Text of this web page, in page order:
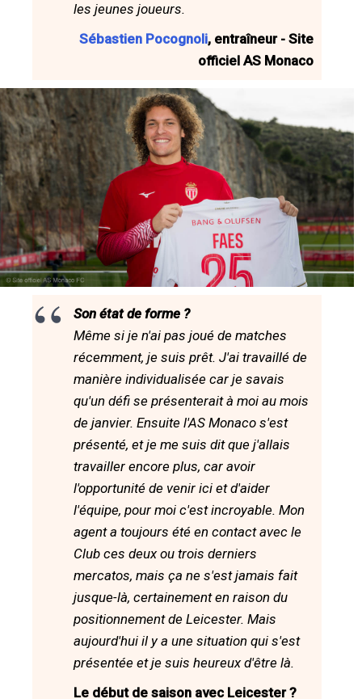
les jeunes joueurs.
Sébastien Pocognoli, entraîneur - Site
officiel AS Monaco
Son état de forme ?
Même si je n'ai pas joué de matches
récemment, je suis prêt. J'ai travaillé de
manière individualisée car je savais
qu'un défi se présenterait à moi au mois
de janvier. Ensuite l'AS Monaco s'est
présenté, et je me suis dit que j'allais
travailler encore plus, car avoir
l'opportunité de venir ici et d'aider
l'équipe, pour moi c'est incroyable. Mon
agent a toujours été en contact avec le
Club ces deux ou trois derniers
mercatos, mais ça ne s'est jamais fait
jusque-là, certainement en raison du
positionnement de Leicester. Mais
aujourd'hui il y a une situation qui s'est
présentée et je suis heureux d'être là.
Le début de saison avec Leicester ?